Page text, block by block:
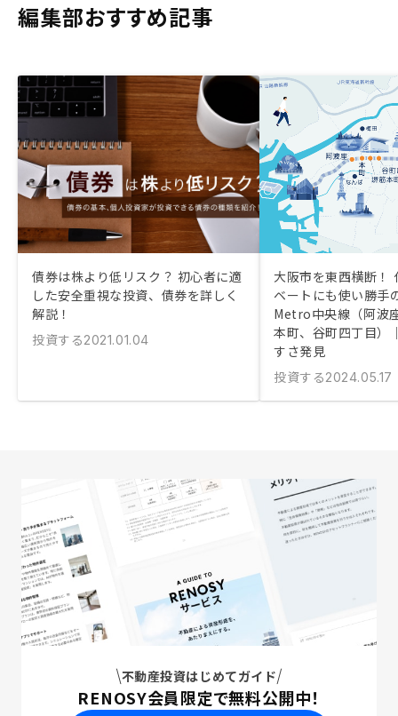
編集部おすすめ記事
債券は株より低リスク？ 初心者に適
した安全重視な投資、債券を詳しく
解説！
投資する2021.01.04
大阪市を東西横断！
ベートにも使い勝手
Metro中央線（阿波
本町、谷町四丁目）
すさ発見
投資する2024.05.17
不動産投資はじめてガイド
RENOSY会員限定で無料公開中！